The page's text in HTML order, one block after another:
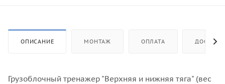
ОПИСАНИЕ МОНТАЖ ОПЛАТА
Грузоблочный тренажер "Верхняя и нижняя тяга" (вес